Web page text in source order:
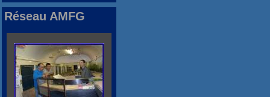
Réseau AMFG